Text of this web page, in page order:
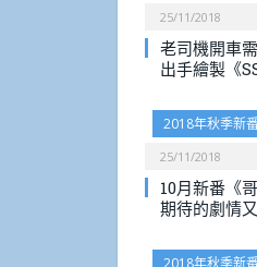
25/11/2018
老司機開車
出手繪製《
2018年秋季新
25/11/2018
10月新番《
期待的劇情
2018年秋季新